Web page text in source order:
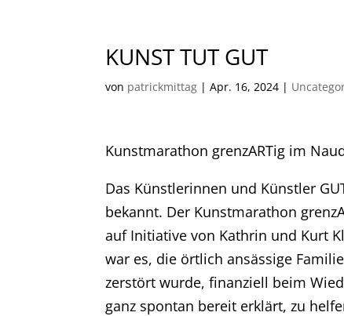
KUNST TUT GUT
von patrickmittag |Apr. 16, 2024 |
Kunstmarathon grenzARTig im
Das Künstlerinnen und Künstler
bekannt. Der Kunstmarathon
auf Initiative von Kathrin und Kurt
war es, die örtlich ansässige
zerstört wurde, finanziell beim
ganz spontan bereit erklärt, zu